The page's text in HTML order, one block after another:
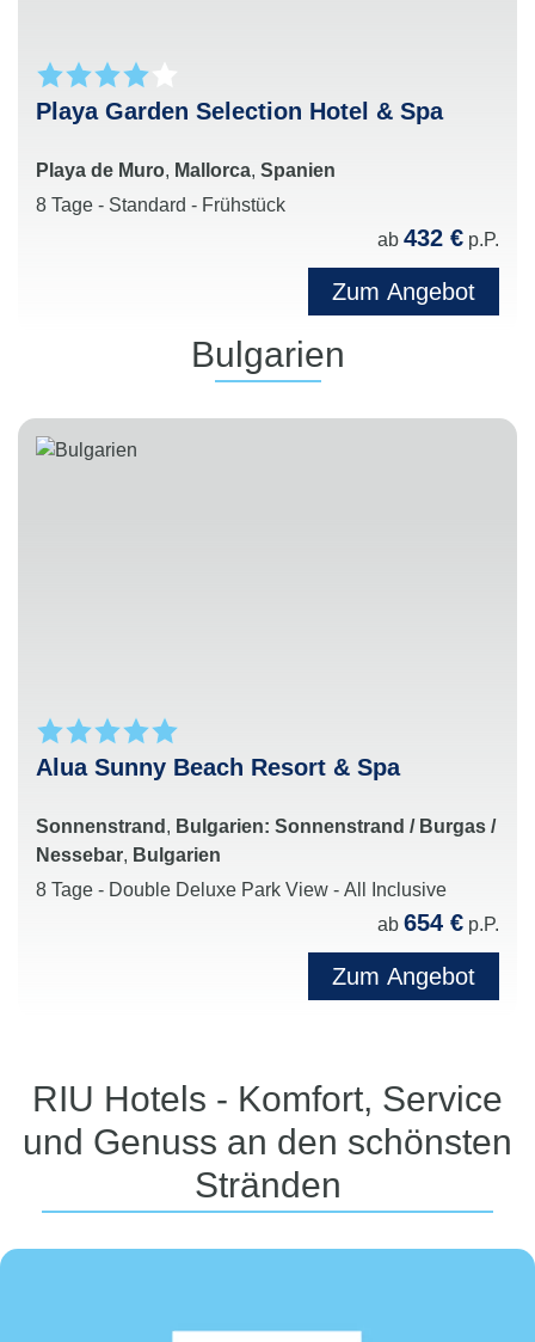
Playa Garden Selection Hotel & Spa
Playa de Muro, Mallorca, Spanien
8 Tage - Standard - Frühstück
ab 432 € p.P.
Zum Angebot
Bulgarien
Alua Sunny Beach Resort & Spa
Sonnenstrand , Bulgarien: Sonnenstrand / Burgas /
Nessebar, Bulgarien
8 Tage - Double Deluxe Park View - All Inclusive
ab 654 € p.P.
Zum Angebot
RIU Hotels - Komfort, Service
und Genuss an den schönsten
Stränden